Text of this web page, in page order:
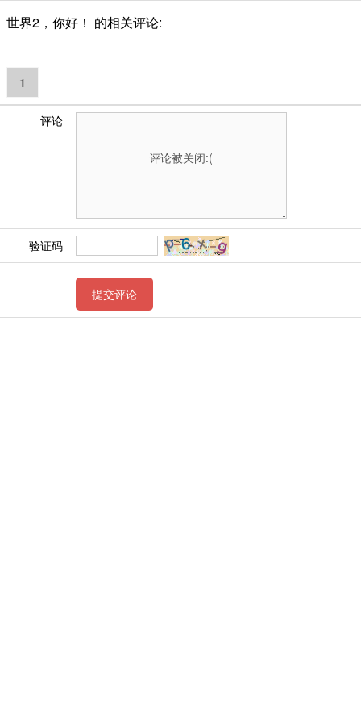
世界2，你好！ 的相关评论:
1
评论
验证码